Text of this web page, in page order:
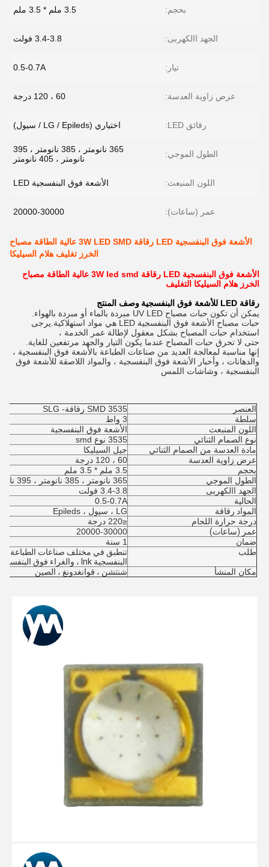
بحجم: 3.5 ملم * 3.5 ملم
الجهد االكهربى: 3.4-3.8 فولت
تيار: 0.5-0.7A
عرض زاوية العدسة: 60 ، 120 درجة
رقائق LED: اختياري (LG / Epileds / سيول)
الطول الموجي:
365 نانومتر ، 385 نانومتر ، 395
نانومتر ، 405 نانومتر
اللون المنبعث: الأشعة فوق البنفسجية LED
عمر (ساعات): 20000-30000
الأشعة فوق البنفسجية LED رقاقة 3W LED SMD عالية الطاقة مصباح
الخرز تغليف هلام السيليكا
الأشعة فوق البنفسجية LED رقاقة 3W led smd عالية الطاقة مصباح
الخرز هلام السيليكا التغليف
رقاقة LED للأشعة فوق البنفسجية
وصف المنتج
يمكن أن تكون حبات مصباح UV LED مبردة بالماء أو مبردة بالهواء.
حبات مصباح الأشعة فوق البنفسجية LED هي مواد استهلاكية.يرجى
استخدام حبات المصباح بشكل معقول لإطالة عمر الخدمة ،
حتى لا تحرق حبات المصباح عندما يكون التيار والجهد مرتفعين للغاية.
إنها مناسبة لمعالجة العديد من صناعات الطباعة بالأشعة فوق البنفسجية ،
والدهانات ، وأحبار الأشعة فوق البنفسجية ، والمواد اللاصقة للأشعة فوق
البنفسجية ، وشاشات اللمس
العنصر
3535 SMD رقاقة- SLG
سلطة
3 واط
اللون المنبعث
الأشعة فوق البنفسجية
نوع الصمام الثنائي
3535 نوع smd
مادة العدسة من الصمام الثنائي
جيل السيليكا
عرض زاوية العدسة
60 ، 120 درجة
بحجم
3.5 ملم * 3.5 ملم
الطول الموجي
365 نانومتر ، 385 نانومتر ، 395 نانومتر ، 405 نانومتر
الجهد االكهربى
3.4-3.8 فولت
الحالية
0.5-0.7A
المواد رقاقة
LG ، سيول ، Epileds
درجة حرارة اللحام
≤220 درجة
عمر (ساعات)
20000-30000
ضمان
1 سنة
طلب
البنفسجية lnk ، والغراء فوق البنفسجي.
مكان المنشأ
شنتشن ، قوانغدونغ ، الصين